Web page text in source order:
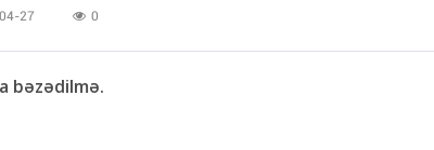
27 0
bəzədilmə.